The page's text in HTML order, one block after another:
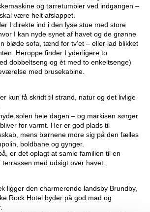
og tørretumbler ved indgangen –
være helt afslappet.
I direkte ind i den lyse stue med store
I kan nyde synet af havet og de grønne
bløde sofa, tænd for tv’et – eller lad blikket
Heroppe finder I yderligere to
dobbeltseng og ét med to enkeltsenge)
med brusekabine.
kun få skridt til strand, natur og det livlige
solen hele dagen – og markisen sørger
for varmt. Her er god plads til
mens børnene more sig på den fælles
boldbane og gynger.
er det oplagt at samle familien til en
terrassen med udsigt over havet.
ligger den charmerende landsby Brundby,
Rock Hotel byder på god mad og